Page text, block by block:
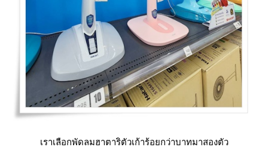
เราเลือกพัดลมฮาตาริตัวเก้าร้อยกว่าบาทมาสองตัว